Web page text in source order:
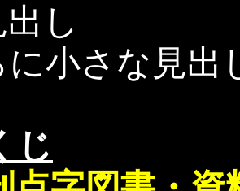
し
小さな見出
じ